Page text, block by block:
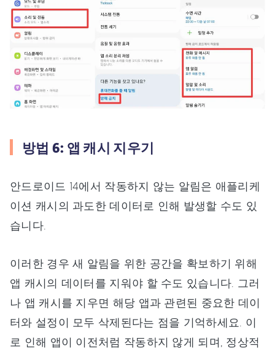
방법 6: 앱 캐시 지우기
안드로이드 14에서 작동하지 않는 알림은 애플리케
이션 캐시의 과도한 데이터로 인해 발생할 수도 있
습니다.
이러한 경우 새 알림을 위한 공간을 확보하기 위해
앱 캐시의 데이터를 지워야 할 수도 있습니다. 그러
나 앱 캐시를 지우면 해당 앱과 관련된 중요한 데이
터와 설정이 모두 삭제된다는 점을 기억하세요. 이
로 인해 앱이 이전처럼 작동하지 않게 되며, 정상적